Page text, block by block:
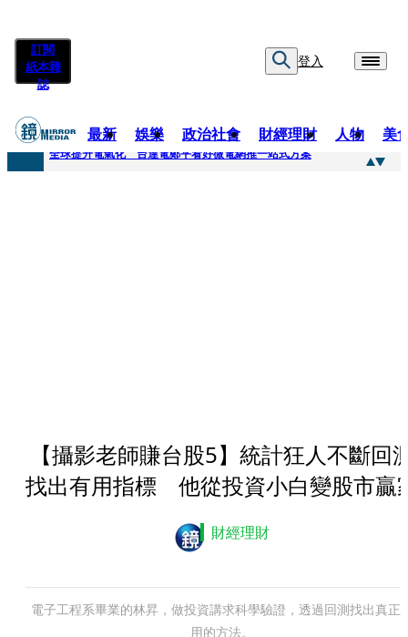
訂閱
紙本雜
誌
登入
最新 娛樂 政治社會 財經理財 人物 美
快訊
全球提升電氣化 台達電鄭平看好微電網推一站式方案
【攝影老師賺台股5】統計狂人不斷回
找出有用指標 他從投資小白變股市贏
財經理財
電子工程系畢業的林昇，做投資講求科學驗證，透過回測找出真正
用的方法。